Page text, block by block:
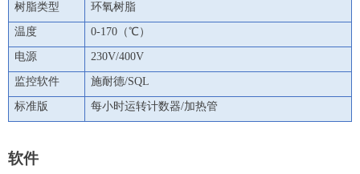
树脂类型 环氧树脂
温度 0-170（℃）
电源 230V/400V
监控软件 施耐德/SQL
标准版 每小时运转计数器/加热管
软件